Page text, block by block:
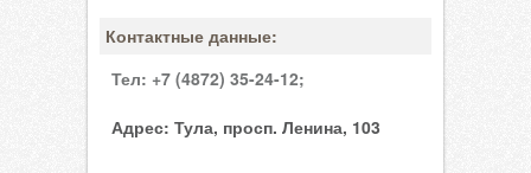
Контактные данные:
Тел: +7 (4872) 35-24-12;
Адрес: Тула, просп. Ленина, 103